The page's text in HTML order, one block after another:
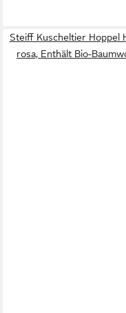
Steiff Kuscheltier Hoppel
rosa, Enthält Bio-